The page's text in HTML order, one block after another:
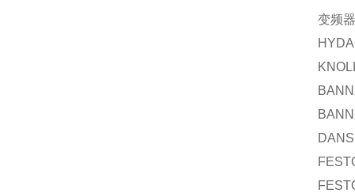
变频